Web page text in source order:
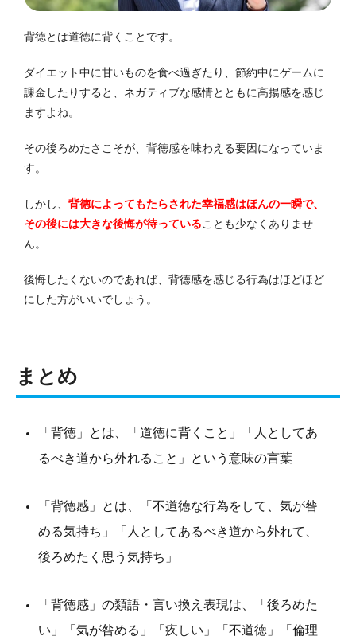
背徳とは道徳に背くことです。
ダイエット中に甘いものを食べ過ぎたり、節約中にゲームに
課金したりすると、ネガティブな感情とともに高揚感を感じ
ますよね。
その後ろめたさこそが、背徳感を味わえる要因になっていま
す。
しかし、 背徳によってもたらされた幸福感はほんの一瞬で、
その後には大きな後悔が待っていることも少なくありませ
ん。
後悔したくないのであれば、背徳感を感じる行為はほどほど
にした方がいいでしょう。
まとめ
「背徳」とは、「道徳に背くこと」「人としてあ
るべき道から外れること」という意味の言葉
「背徳感」とは、「不道徳な行為をして、気が咎
める気持ち」「人としてあるべき道から外れて、
後ろめたく思う気持ち」
「背徳感」の類語・言い換え表現は、「後ろめた
い」「気が咎める」「疚しい」「不道徳」「倫理